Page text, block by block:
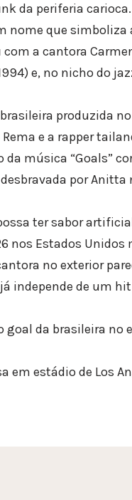
da periferia carioca.
nome que simboliza
a cantora
e, no nicho do
produzida
e a rapper
música “Goals”
por
ter sabor
nos Estados Unidos
no exterior
independe de um
goal da brasileira no
em estádio de Los